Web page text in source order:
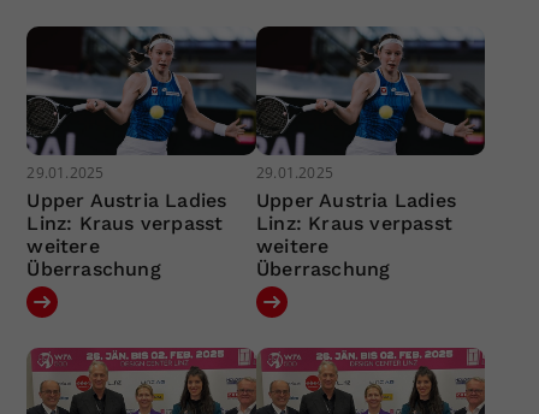
29.01.2025
Upper Austria Ladies
Linz: Kraus verpasst
weitere
Überraschung
29.01.2025
Upper Austria Ladies
Linz: Kraus verpasst
weitere
Überraschung